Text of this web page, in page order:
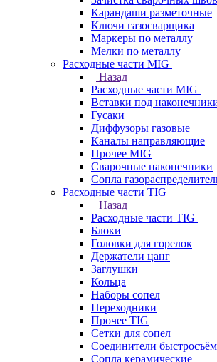
Карандаши разметочные
Ключи газосварщика
Маркеры по металлу
Мелки по металлу
Расходные части MIG
Назад
Расходные части MIG
Вставки под
Гусаки
Диффузоры газовые
Каналы направляющие
Прочее MIG
Сварочные наконечники
Сопла
Расходные части TIG
Назад
Расходные части TIG
Блоки
Головки для горелок
Держатели цанг
Заглушки
Кольца
Наборы сопел
Переходники
Прочее TIG
Сетки для сопел
Соединители
Сопла керамические